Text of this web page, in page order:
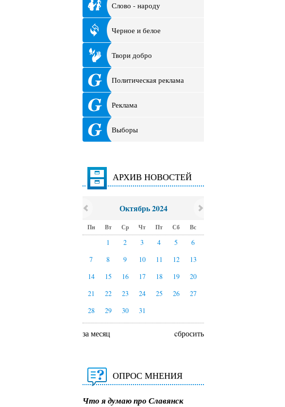
Слово - народу
Черное и белое
Твори добро
Политическая реклама
Реклама
Выборы
АРХИВ НОВОСТЕЙ
Октябрь 2024
Пн Вт Ср Чт Пт Сб Вс
1 2 3 4 5
6
7
8 9 10 11 12
13
14
15 16 17 18 19
20
21
22 23 24 25 26
27
28
29 30 31
за месяц cбросить
ОПРОС МНЕНИЯ
Что я думаю про Славянск